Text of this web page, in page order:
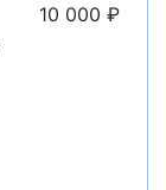
10 000 ₽